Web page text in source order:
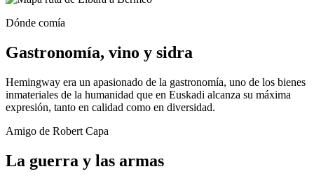
Dónde comía
Gastronomía, vino y sidra
Hemingway era un apasionado de la gastronomía, uno de los bienes
inmateriales de la humanidad que en Euskadi alcanza su máxima
expresión, tanto en calidad como en diversidad.
Amigo de Robert Capa
La guerra y las armas